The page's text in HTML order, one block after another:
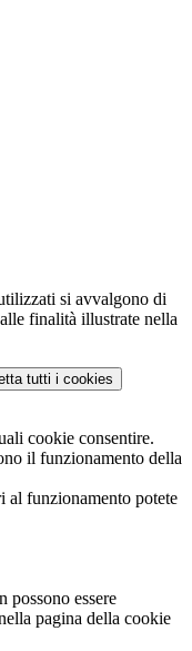
si avvalgono di
finalità illustrate nella
tutti i cookies
cookie consentire.
il funzionamento della
al funzionamento potete
possono essere
pagina della cookie